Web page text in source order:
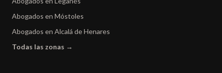
Abogados en Móstoles
Abogados en Alcalá de Henares
Todas las zonas →